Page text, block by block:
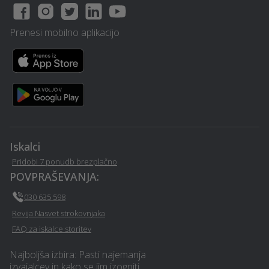
Deratizacija, dezinsekcija
Prevoz pokojnikov -
Radenci
Nezgodno zavarovanje -
Parketarstvo - Radenci
Samoobramba - Radenci
Prstani / zlatarstvo -
Radenci
Hišni servis in popravila -
Iskalci
Pridobi 7 ponudb brezplačno
POVPRAŠEVANJA:
030 635 598
Revija Nasvet strokovnjaka
FAQ za iskalce storitev
Najboljša izbira: Pasti najemanja
Prenesi mobilno aplikacijo